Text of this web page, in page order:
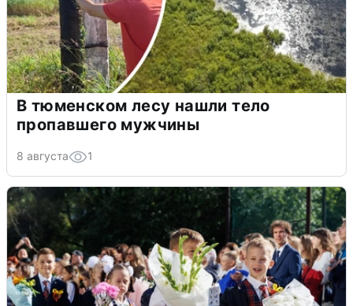
В тюменском лесу нашли тело
пропавшего мужчины
8 августа 1